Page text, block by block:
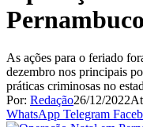
Pernambuco
As ações para o feriado
dezembro nos principais
práticas criminosas no
Por: Redação26/12/2022
WhatsApp Telegram